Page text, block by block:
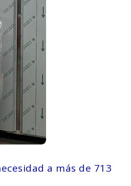
a más de 713